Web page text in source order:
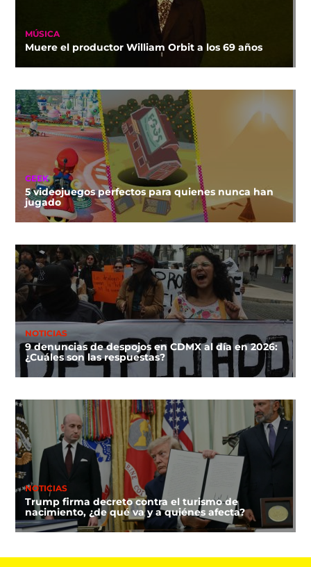
MÚSICA
Muere el productor William Orbit a los 69 años
GEEK
5 videojuegos perfectos para quienes nunca han
jugado
NOTICIAS
9 denuncias de despojos en CDMX al día en 2026:
¿Cuáles son las respuestas?
NOTICIAS
Trump firma decreto contra el turismo de
nacimiento, ¿de qué va y a quiénes afecta?